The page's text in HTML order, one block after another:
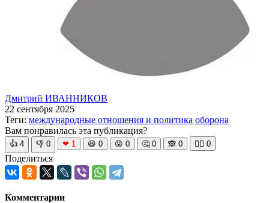
Дмитрий ИВАННИКОВ
22 сентября 2025
Теги: международные отношения и политика оборона
Вам понравилась эта публикация?
👍 4 👎 0 ❤ 1 😆 0 😡 0 🤔 0 🙈 0 🧘‍♀️ 0
Поделиться
Комментарии